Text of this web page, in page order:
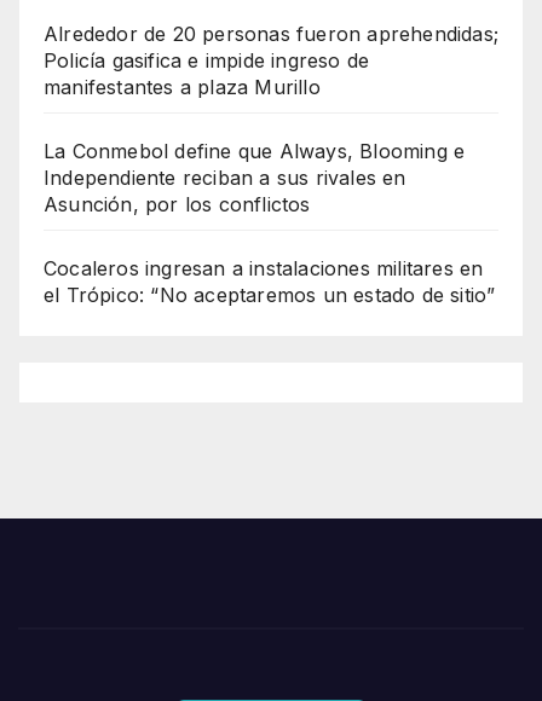
Alrededor de 20 personas fueron aprehendidas;
Policía gasifica e impide ingreso de
manifestantes a plaza Murillo
La Conmebol define que Always, Blooming e
Independiente reciban a sus rivales en
Asunción, por los conflictos
Cocaleros ingresan a instalaciones militares en
el Trópico: “No aceptaremos un estado de sitio”